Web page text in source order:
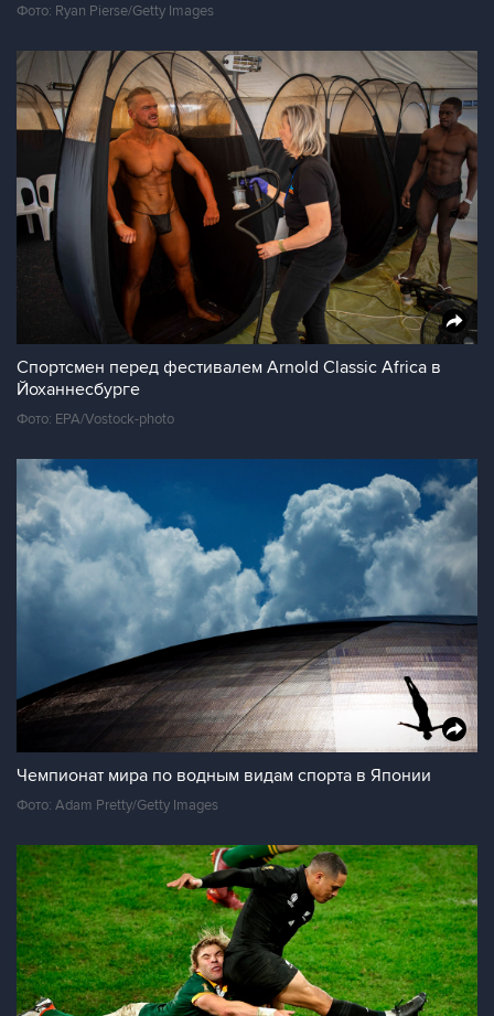
Фото: Ryan Pierse/Getty Images
Спортсмен перед фестивалем Arnold Classic Africa в
Йоханнесбурге
Фото: EPA/Vostock-photo
Чемпионат мира по водным видам спорта в Японии
Фото: Adam Pretty/Getty Images